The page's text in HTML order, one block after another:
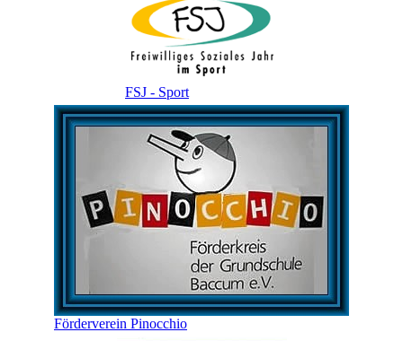
FSJ - Sport
Förderverein Pinocchio